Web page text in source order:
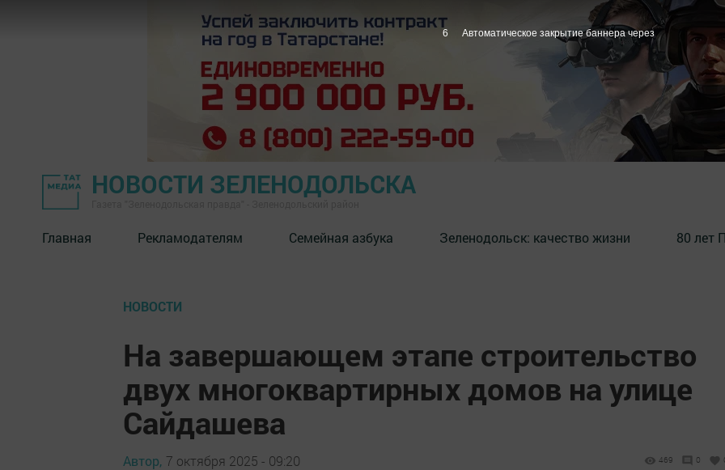
НОВОСТИ ЗЕЛЕНОДОЛЬСКА
Главная Рекламодателям Семейная азбука ⁠Зеленодольск: качество жизни 80 лет
НОВОСТИ
На завершающем этапе строительство
двух многоквартирных домов на улице
Сайдашева
Автор, 7 октября 2025 - 09:20 469 0
4 Автоматическое закрытие баннера через